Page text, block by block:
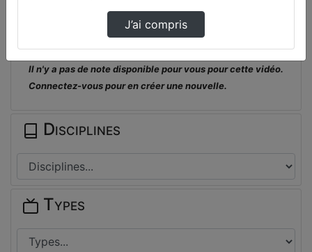
Prendre des notes
Il n'y a pas de note disponible pour vous pour cette vidéo.
Connectez-vous pour en créer une nouvelle.
Disciplines
Types
J’ai compris